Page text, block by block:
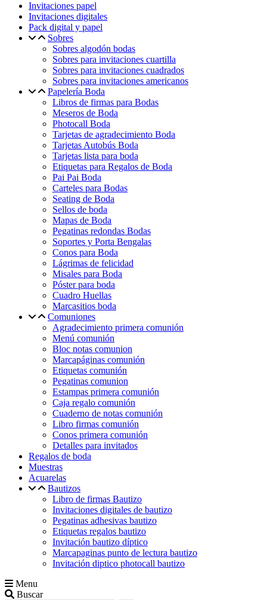
Invitaciones papel
Invitaciones digitales
Pack digital y papel
Sobres
Sobres algodón bodas
Sobres para invitaciones cuartilla
Sobres para invitaciones cuadrados
Sobres para invitaciones americanos
Papelería Boda
Libros de firmas para Bodas
Meseros de Boda
Photocall Boda
Tarjetas de agradecimiento Boda
Tarjetas Autobús Boda
Tarjetas lista para boda
Etiquetas para Regalos de Boda
Pai Pai Boda
Carteles para Bodas
Seating de Boda
Sellos de boda
Mapas de Boda
Pegatinas redondas Bodas
Soportes y Porta Bengalas
Conos para Boda
Lágrimas de felicidad
Misales para Boda
Póster para boda
Cuadro Huellas
Marcasitios boda
Comuniones
Agradecimiento primera comunión
Menú comunión
Bloc notas comunion
Marcapáginas comunión
Etiquetas comunión
Pegatinas comunion
Estampas primera comunión
Caja regalo comunión
Cuaderno de notas comunión
Libro firmas comunión
Conos primera comunión
Detalles para invitados
Regalos de boda
Muestras
Acuarelas
Bautizos
Libro de firmas Bautizo
Invitaciones digitales de bautizo
Pegatinas adhesivas bautizo
Etiquetas regalos bautizo
Invitación bautizo díptico
Marcapaginas punto de lectura bautizo
Invitación diptico photocall bautizo
Menu
Buscar